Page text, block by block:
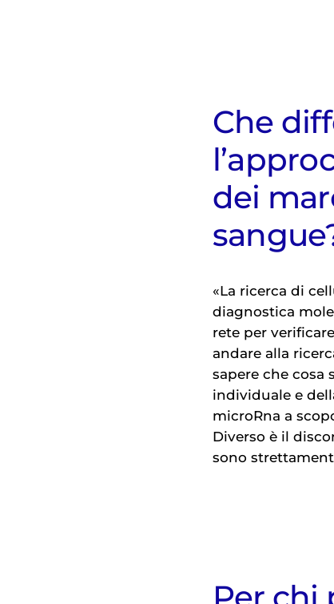
Che
dei
«La ricerca di
diagnostica
rete per
andare alla
sapere che cosa
individuale e
microRna a
Diverso è il
sono